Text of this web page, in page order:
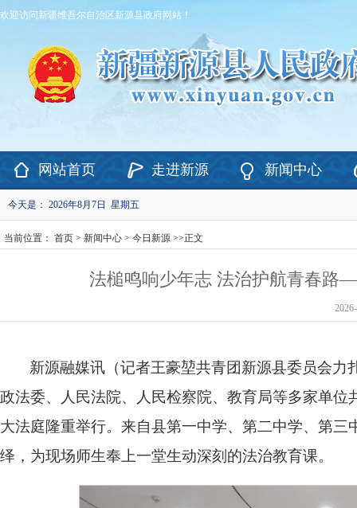
欢迎访问新疆维吾尔自治区新源县政府网站！
网站首页 走进新源 新闻中心
今天是： 2026年8月7日 星期五
当前位置： 首页 > 新闻中心 > 今日新源 >>正文
法槌鸣响少年志 法治护航青春路
新源融媒讯（记者王豪堃共青团新源县委员会力
政法委、人民法院、人民检察院、教育局等多家单
大法庭隆重举行。来自县第一中学、第二中学、第
绎，为现场师生奉上一堂生动深刻的法治教育课。